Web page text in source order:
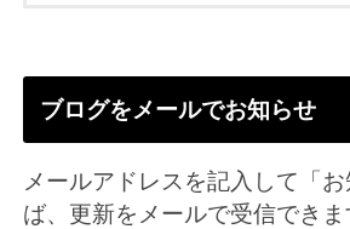
ブログをメールでお知らせ
メールアドレスを記入して「
ば、更新をメールで受信できま